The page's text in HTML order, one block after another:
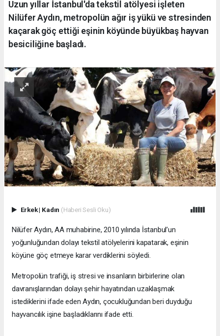
Uzun yıllar İstanbul'da tekstil atölyesi işleten
Nilüfer Aydın, metropolün ağır iş yükü ve stresinden
kaçarak göç ettiği eşinin köyünde büyükbaş hayvan
besiciliğine başladı.
Erkek| Kadın (Haberi Sesli Oku)
Nilüfer Aydın, AA muhabirine, 2010 yılında İstanbul’un
yoğunluğundan dolayı tekstil atölyelerini kapatarak, eşinin
köyüne göç etmeye karar verdiklerini söyledi.
Metropolün trafiği, iş stresi ve insanların birbirlerine olan
davranışlarından dolayı şehir hayatından uzaklaşmak
istediklerini ifade eden Aydın, çocukluğundan beri duyduğu
hayvancılık işine başladıklarını ifade etti.